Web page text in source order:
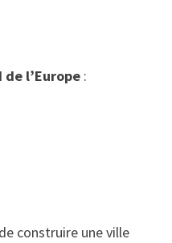
l’Europe :
construire une ville